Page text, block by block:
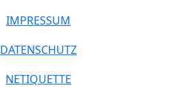
IMPRESSUM
DATENSCHUTZ
NETIQUETTE